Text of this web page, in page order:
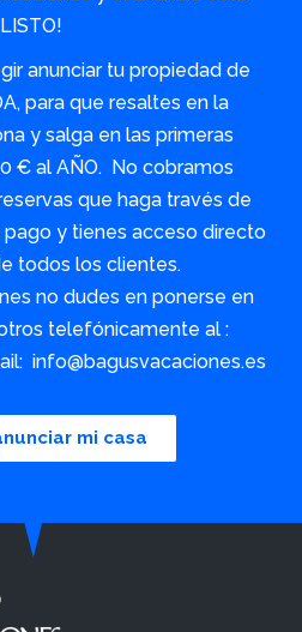
LISTO!
anunciar tu propiedad de
para que resaltes en la
y salga en las primeras
€ al AÑO. No cobramos
que haga través de
pago y tienes acceso directo
todos los clientes.
no dudes en ponerse en
telefónicamente al :
info@bagusvacaciones.es
mi casa